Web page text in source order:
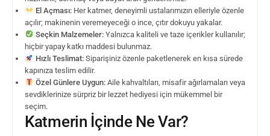
El Açması:Her katmer, deneyimli ustalarımızın elleriyle özenle
açılır; makinenin veremeyeceği o ince, çıtır dokuyu yakalar.
Seçkin Malzemeler:Yalnızca kaliteli ve taze içerikler kullanılır;
hiçbir yapay katkı maddesi bulunmaz.
Hızlı Teslimat:Siparişiniz özenle paketlenerek en kısa sürede
kapınıza teslim edilir.
Özel Günlere Uygun:Aile kahvaltıları, misafir ağırlamaları veya
sevdiklerinize sürpriz bir lezzet hediyesi için mükemmel bir
seçim.
Katmerin İçinde Ne Var?